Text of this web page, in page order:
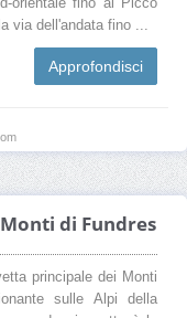
via dell'andata fino ...
Approfondisci
di Fundres
principale dei Monti
sulle Alpi della